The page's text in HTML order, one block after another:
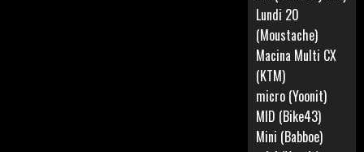
Lundi 20
(Moustache)
Macina Multi CX
(KTM)
micro (Yoonit)
MID (Bike43)
Mini (Babboe)